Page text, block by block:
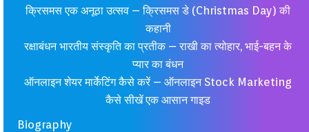
क्रिसमस एक अनूठा उत्सव – क्रिसमस डे (Christmas Day) की
कहानी
रक्षाबंधन भारतीय संस्कृति का प्रतीक – राखी का त्योहार, भाई-बहन के
प्यार का बंधन
ऑनलाइन शेयर मार्केटिंग कैसे करें – ऑनलाइन Stock Marketing
कैसे सीखें एक आसान गाइड
Biography